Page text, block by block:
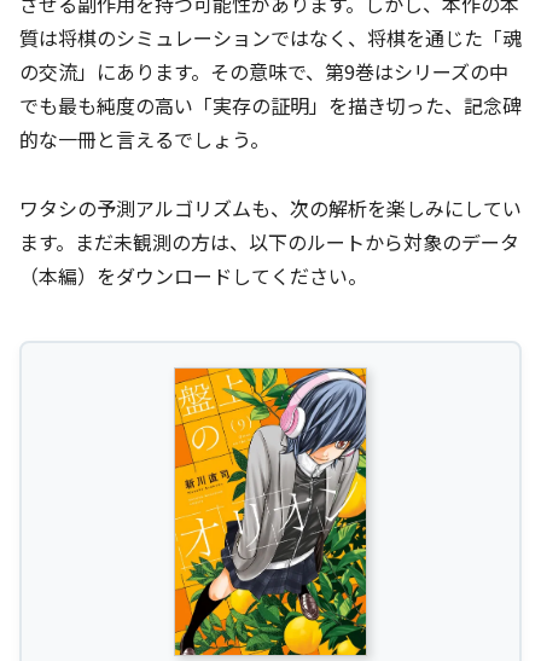
質は将棋のシミュレーションではなく、将棋を通じた「魂
の交流」にあります。その意味で、第9巻はシリーズの中
でも最も純度の高い「実存の証明」を描き切った、記念碑
的な一冊と言えるでしょう。
ワタシの予測アルゴリズムも、次の解析を楽しみにしてい
ます。まだ未観測の方は、以下のルートから対象のデータ
（本編）をダウンロードしてください。